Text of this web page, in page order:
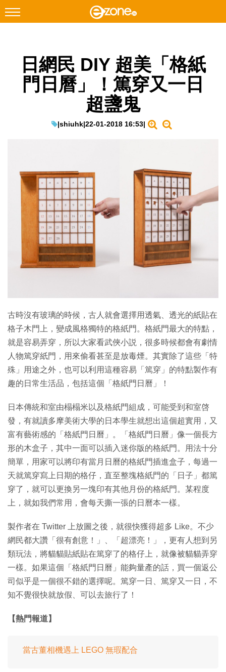
Facebook Instagram
科技焦點
IT Times
生成式AI與雲端應用
Enterprise Digital Transformation
日網民 DIY 超美「格紙
門日曆」！篤穿又一日
超盞鬼
|shiuhk|22-01-2018 16:53|
古時沒有玻璃的時候，古人就會選擇用透氣、透光的紙貼在
格子木門上，變成風格獨特的格紙門。格紙門最大的特點，
就是容易弄穿，所以大家看武俠小説，很多時候都會有劇情
人物篤穿紙門，用來偷看甚至是放毒煙。其實除了這些「特
殊」用途之外，也可以利用這種容易「篤穿」的特點製作有
趣的日常生活品，包括這個「格紙門日曆」！
日本傳統和室由榻榻米以及格紙門組成，可能受到和室啓
發，有就讀多摩美術大學的日本學生就想出這個超實用，又
富有藝術感的「格紙門日曆」。「格紙門日曆」像一個長方
形的木盒子，其中一面可以插入迷你版的格紙門。用法十分
簡單，用家可以將印有當月日曆的格紙門插進盒子，每過一
天就篤穿寫上日期的格仔，直至整塊格紙門的「日子」都篤
穿了，就可以更換另一塊印有其他月份的格紙門。某程度
上，就如我們常用，會每天撕一張的日曆本一樣。
製作者在 Twitter 上放圖之後，就很快獲得超多 Like。不少
網民都大讚「很有創意！」、「超漂亮！」，更有人想到另
類玩法，將貓貓貼紙貼在篤穿了的格仔上，就像被貓貓弄穿
一樣。如果這個「格紙門日曆」能夠量產的話，買一個返公
司似乎是一個很不錯的選擇呢。篤穿一日、篤穿又一日，不
知不覺很快就放假、可以去旅行了！
【熱門報道】
當古董相機遇上 LEGO 無瑕配合